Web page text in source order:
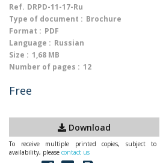
Ref. DRPD-11-17-Ru
Type of document : Brochure
Format : PDF
Language : Russian
Size : 1,68 MB
Number of pages : 12
Free
Download
To receive multiple printed copies, subject to
availability, please contact us